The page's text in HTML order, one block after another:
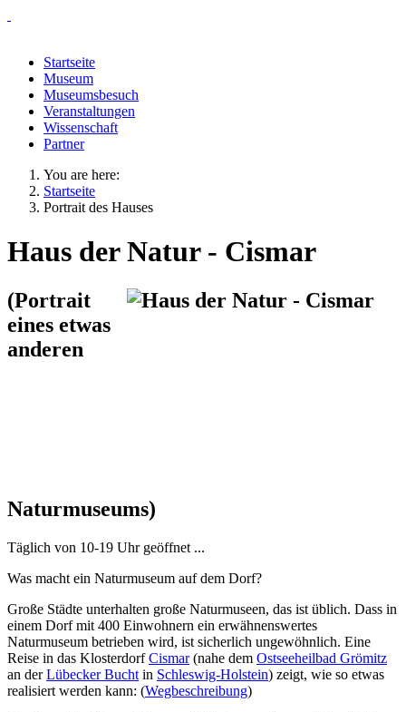
Startseite
Museum
Museumsbesuch
Veranstaltungen
Wissenschaft
Partner
You are here:
Startseite
Portrait des Hauses
Haus der Natur - Cismar
(Portrait
eines etwas
anderen
Naturmuseums)
Täglich von 10-19 Uhr geöffnet ...
Was macht ein Naturmuseum auf dem Dorf?
Große Städte unterhalten große Naturmuseen, das ist üblich. Dass in
einem Dorf mit 400 Einwohnern ein erwähnenswertes
Naturmuseum betrieben wird, ist sicherlich ungewöhnlich. Eine
Reise in das KlosterdorfCismar(nahe dem Ostseeheilbad Grömitz
an derLübecker Bucht in Schleswig-Holstein) zeigt, wie so etwas
realisiert werden kann: (Wegbeschreibung)